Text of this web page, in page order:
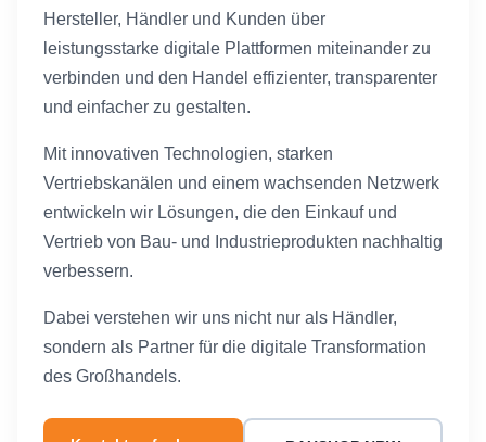
Hersteller, Händler und Kunden über
leistungsstarke digitale Plattformen miteinander zu
verbinden und den Handel effizienter, transparenter
und einfacher zu gestalten.
Mit innovativen Technologien, starken
Vertriebskanälen und einem wachsenden Netzwerk
entwickeln wir Lösungen, die den Einkauf und
Vertrieb von Bau- und Industrieprodukten nachhaltig
verbessern.
Dabei verstehen wir uns nicht nur als Händler,
sondern als Partner für die digitale Transformation
des Großhandels.